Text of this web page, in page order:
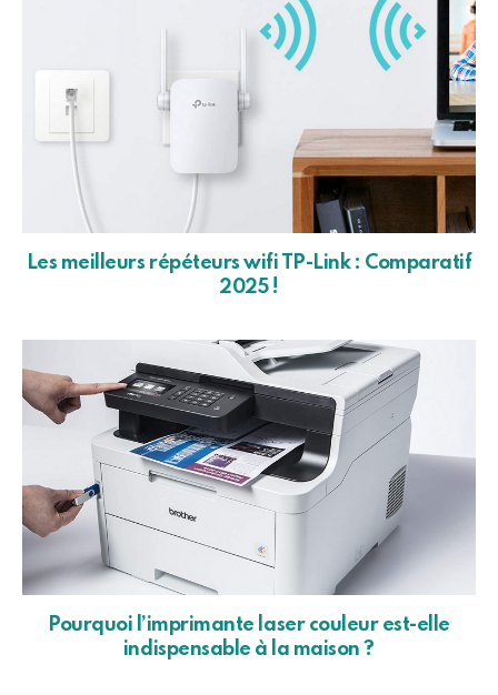
Les meilleurs répéteurs wifi TP-Link : Comparatif
2025 !
Pourquoi l’imprimante laser couleur est-elle
indispensable à la maison ?